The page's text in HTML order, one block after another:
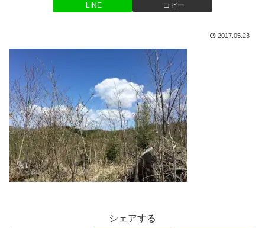
LINE コピー
2017.05.23
シェアする